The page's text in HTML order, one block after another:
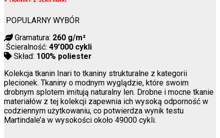
POPULARNY WYBÓR
Gramatura: 260 g/m²
Ścieralność: 49’000 cykli
Skład: 100% poliester
Kolekcja tkanin Inari to tkaniny strukturalne z kategorii
plecionek. Tkaniny o modnym wyglądzie, które swoim
drobnym splotem imitują naturalny len. Drobne i mocne tkanie
materiałów z tej kolekcji zapewnia ich wysoką odporność w
codziennym użytkowaniu, co potwierdza wynik testu
Martindale’a w wysokości około 49000 cykli.